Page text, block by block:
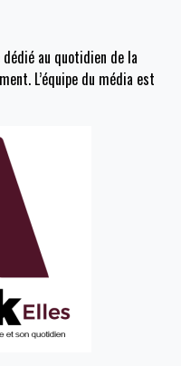
au quotidien de la
L’équipe du média est